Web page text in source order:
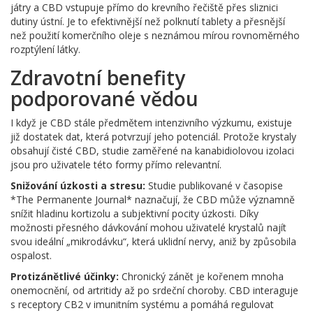
játry a CBD vstupuje přímo do krevního řečiště přes sliznici
dutiny ústní. Je to efektivnější než polknutí tablety a přesnější
než použití komerčního oleje s neznámou mírou rovnoměrného
rozptýlení látky.
Zdravotní benefity
podporované vědou
I když je CBD stále předmětem intenzivního výzkumu, existuje
již dostatek dat, která potvrzují jeho potenciál. Protože krystaly
obsahují čisté CBD, studie zaměřené na kanabidiolovou izolaci
jsou pro uživatele této formy přímo relevantní.
Snižování úzkosti a stresu: Studie publikované v časopise
*The Permanente Journal* naznačují, že CBD může významně
snížit hladinu kortizolu a subjektivní pocity úzkosti. Díky
možnosti přesného dávkování mohou uživatelé krystalů najít
svou ideální „mikrodávku“, která uklidní nervy, aniž by způsobila
ospalost.
Protizánětlivé účinky: Chronický zánět je kořenem mnoha
onemocnění, od artritidy až po srdeční choroby. CBD interaguje
s receptory CB2 v imunitním systému a pomáhá regulovat